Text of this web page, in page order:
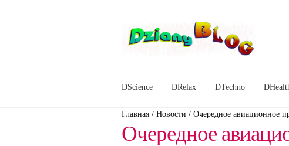
Перейти
Перейти
DScience DRelax DTechno
Главная/ Новости / Очередное авиационное
Очередное